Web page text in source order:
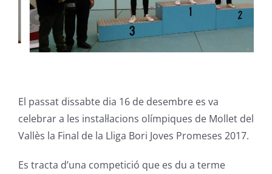
El passat dissabte dia 16 de desembre es va
celebrar a les instal·lacions olímpiques de Mollet del
Vallès la Final de la Lliga Bori Joves Promeses 2017.
Es tracta d’una competició que es du a terme